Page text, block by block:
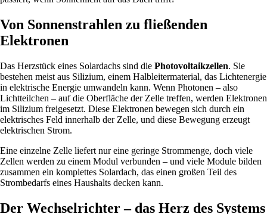
Von Sonnenstrahlen zu fließenden
Elektronen
Das Herzstück eines Solardachs sind die Photovoltaikzellen. Sie
bestehen meist aus Silizium, einem Halbleitermaterial, das Lichtenergie
in elektrische Energie umwandeln kann. Wenn Photonen – also
Lichtteilchen – auf die Oberfläche der Zelle treffen, werden Elektronen
im Silizium freigesetzt. Diese Elektronen bewegen sich durch ein
elektrisches Feld innerhalb der Zelle, und diese Bewegung erzeugt
elektrischen Strom.
Eine einzelne Zelle liefert nur eine geringe Strommenge, doch viele
Zellen werden zu einem Modul verbunden – und viele Module bilden
zusammen ein komplettes Solardach, das einen großen Teil des
Strombedarfs eines Haushalts decken kann.
Der Wechselrichter – das Herz des Systems